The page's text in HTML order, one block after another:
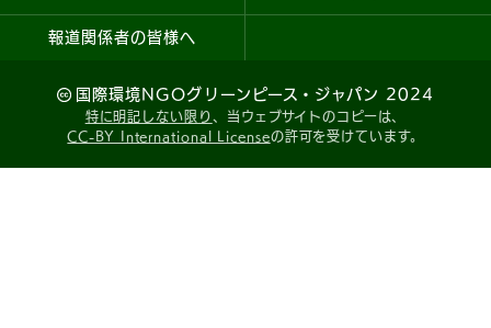
報道関係者の皆様へ
国際環境NGOグリーンピース・ジャパン 2024
特に明記しない限り 、当ウェブサイトのコピーは、
CC-BY International Licenseの許可を受けています。